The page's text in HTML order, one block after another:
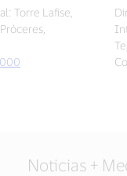
Torre Lafise,
Noticias +